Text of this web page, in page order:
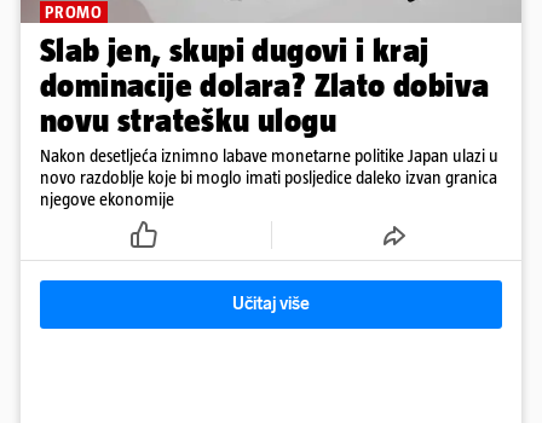
PROMO
Slab jen, skupi dugovi i kraj
dominacije dolara? Zlato dobiva
novu stratešku ulogu
Nakon desetljeća iznimno labave monetarne politike Japan ulazi u
novo razdoblje koje bi moglo imati posljedice daleko izvan granica
njegove ekonomije
Učitaj više